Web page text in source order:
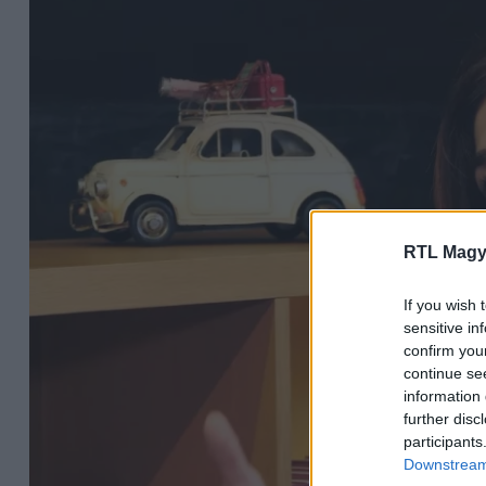
RTL
If you wish
sensitive
confirm
continue
information
further